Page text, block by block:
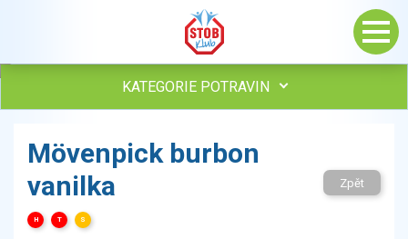
KATEGORIE POTRAVIN
Vejce
Mléko
Sýry
Mövenpick burbon
vanilka
H T S
Zpět